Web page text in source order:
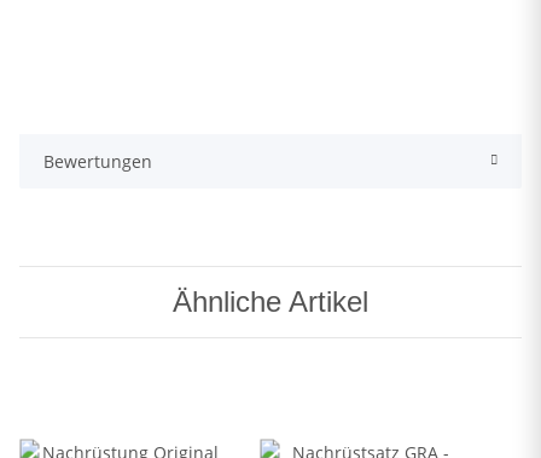
Bewertungen
Ähnliche Artikel